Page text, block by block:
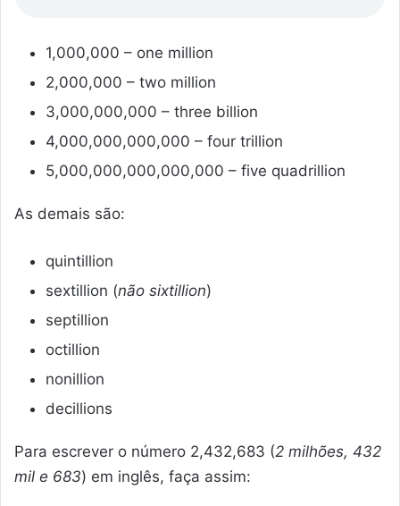
1,000,000 – one million
2,000,000 – two million
3,000,000,000 – three billion
4,000,000,000,000 – four trillion
5,000,000,000,000,000 – five quadrillion
As demais são:
quintillion
sextillion (não sixtillion)
septillion
octillion
nonillion
decillions
Para escrever o número 2,432,683 (2 milhões, 432
mil e 683) em inglês, faça assim: